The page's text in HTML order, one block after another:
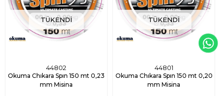
TÜKENDI
44802
Okuma Chıkara Spın 150 mt 0,23
mm Misina
TÜKENDI
44801
Okuma Chıkara Spın 150 mt 0,20
mm Misina